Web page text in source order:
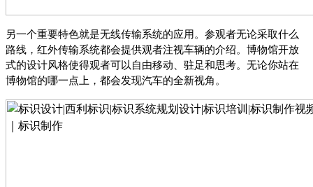
另一个重要特色就是无线传输系统的应用。参观者无论采取什么
路线，红外传输系统都会提供观者注视车辆的介绍。博物馆开放
式的设计风格使得观者可以自由移动、驻足和思考。无论你站在
博物馆的哪一点上，都会发现汽车的全新视角。